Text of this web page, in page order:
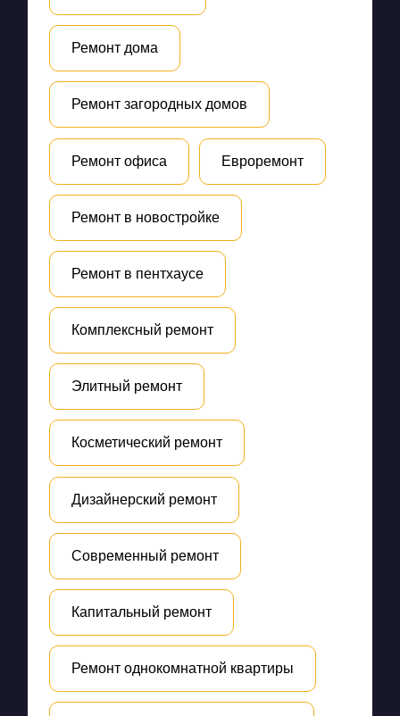
Ремонт дома
Ремонт загородных домов
Ремонт офиса Евроремонт
Ремонт в новостройке
Ремонт в пентхаусе
Комплексный ремонт
Элитный ремонт
Косметический ремонт
Дизайнерский ремонт
Современный ремонт
Капитальный ремонт
Ремонт однокомнатной квартиры